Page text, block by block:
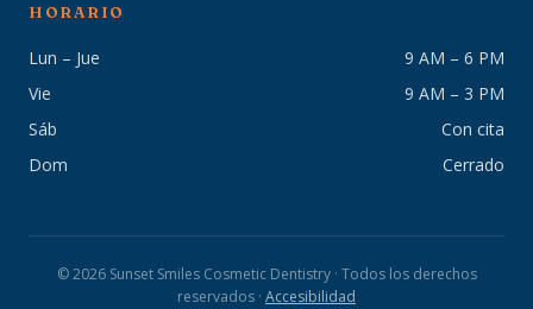
HORARIO
Lun – Jue
9 AM – 6 PM
Vie
9 AM – 3 PM
Sáb
Con cita
Dom
Cerrado
© 2026 Sunset Smiles Cosmetic Dentistry · Todos los derechos
reservados · Accesibilidad